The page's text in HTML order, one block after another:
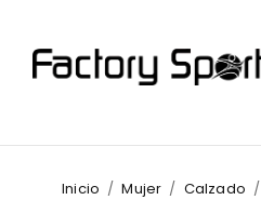
Inicio / Mujer / Calzado /